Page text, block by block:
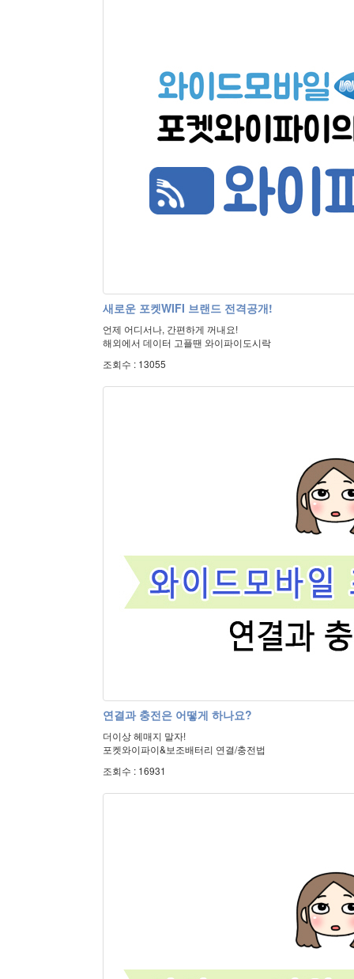
새로운 포켓WIFI 브랜드 전격공개!
언제 어디서나, 간편하게 꺼내요!
해외에서 데이터 고플땐 와이파이도시락
조회수 : 13055
연결과 충전은 어떻게 하나요?
더이상 헤매지 말자!
포켓와이파이&보조배터리 연결/충전법
조회수 : 16931